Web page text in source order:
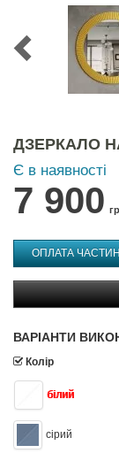
ДЗЕРКАЛО
Є в наявності
7 900
ОПЛАТА
ВАРІАНТИ
Колір
білий
сірий